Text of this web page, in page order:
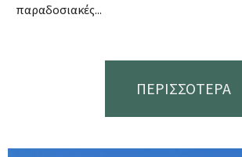
παραδοσιακές...
ΠΕΡΙΣΣΟΤΕΡΑ